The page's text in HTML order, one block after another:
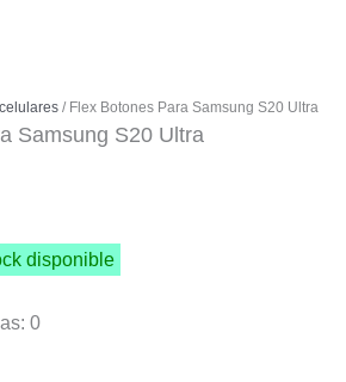
/ Flex Botones Para Samsung S20 Ultra
Samsung S20 Ultra
disponible
0